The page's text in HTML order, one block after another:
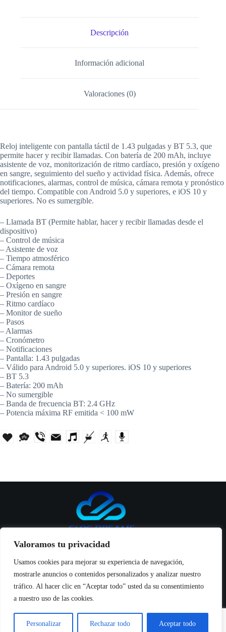
Valoramos tu privacidad
Usamos cookies para mejorar su experiencia de navegación,
mostrarle anuncios o contenidos personalizados y analizar nuestro
tráfico. Al hacer clic en “Aceptar todo” usted da su consentimiento
a nuestro uso de las cookies.
Personalizar Rechazar todo Aceptar todo
Descripción
Información adicional
Valoraciones (0)
Reloj inteligente con pantalla táctil de 1.43 pulgadas y BT 5.3, que
permite hacer y recibir llamadas. Con batería de 200 mAh, incluye
asistente de voz, monitorización de ritmo cardíaco, presión y oxígeno
en sangre, seguimiento del sueño y actividad física. Además, ofrece
notificaciones, alarmas, control de música, cámara remota y pronóstico
del tiempo. Compatible con Android 5.0 y superiores, e iOS 10 y
superiores. No es sumergible.
– Llamada BT (Permite hablar, hacer y recibir llamadas desde el
dispositivo)
– Control de música
– Asistente de voz
– Tiempo atmosférico
– Cámara remota
– Deportes
– Oxígeno en sangre
– Presión en sangre
– Ritmo cardíaco
– Monitor de sueño
– Pasos
– Alarmas
– Cronómetro
– Notificaciones
– Pantalla: 1.43 pulgadas
– Válido para Android 5.0 y superiores. iOS 10 y superiores
– BT 5.3
– Batería: 200 mAh
– No sumergible
– Banda de frecuencia BT: 2.4 GHz
– Potencia máxima RF emitida < 100 mW
Inicio
Noticias
Sobre Nosotros